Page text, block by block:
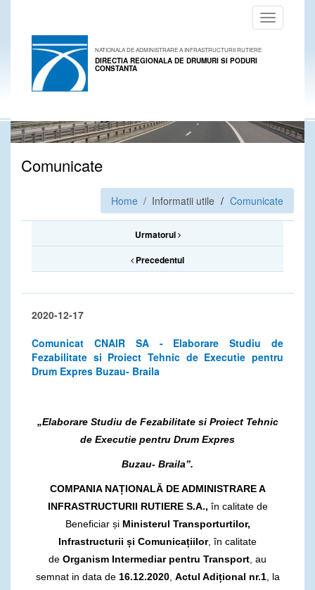
Toggle
navigation
NATIONALA DE ADMINISTRARE A INFRASTRUCTURII RUTIERE
DIRECTIA REGIONALA DE DRUMURI SI PODURI
CONSTANTA
Comunicate
Home / Informatii utile Comunicate
Urmatorul
Precedentul
2020-12-17
Comunicat CNAIR SA - Elaborare Studiu de
Fezabilitate si Proiect Tehnic de Executie pentru
Drum Expres Buzau- Braila
„Elaborare Studiu de Fezabilitate si Proiect Tehnic
de Executie pentru Drum Expres
Buzau- Braila”.
COMPANIA NAȚIONALĂ DE ADMINISTRARE A
INFRASTRUCTURII RUTIERE S.A.,în calitate de
Beneficiar și Ministerul Transporturtilor,
Infrastructurii și Comunicațiilor, în calitate
de Organism Intermediar pentru Transport , au
semnat in data de 16.12.2020, Actul Adițional nr.1, la